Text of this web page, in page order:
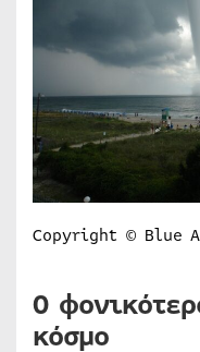
Copyright © Blue
Ο
κόσμο